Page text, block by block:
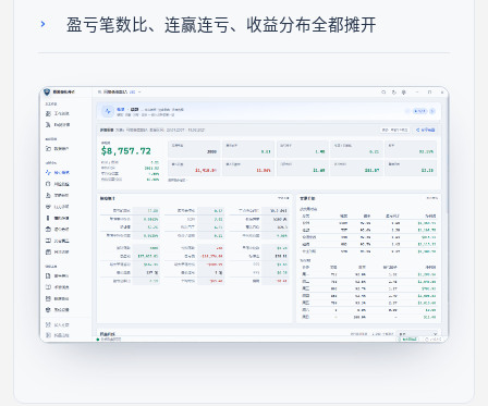
盈亏笔数比、连赢连亏、收益分布全都摊开